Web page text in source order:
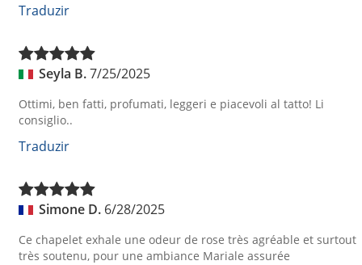
Traduzir
Seyla B.7/25/2025
Ottimi, ben fatti, profumati, leggeri e piacevoli al tatto! Li
consiglio..
Traduzir
Simone D. 6/28/2025
Ce chapelet exhale une odeur de rose très agréable et surtout
très soutenu, pour une ambiance Mariale assurée